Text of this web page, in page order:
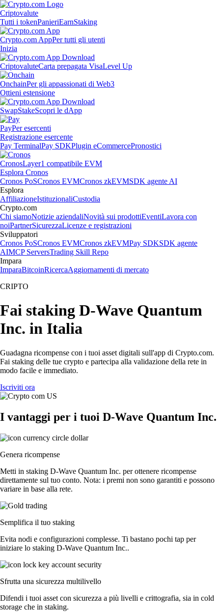
Criptovalute
Tutti i tokenPanieriEarnStaking
Crypto.com AppPer tutti gli utenti
Inizia
CriptovaluteCarta prepagata VisaLevel Up
OnchainPer gli appassionati di Web3
Ottieni estensione
SwapStakeScopri le dApp
PayPer esercenti
Registrazione esercente
Pay TerminalPay SDKPlugin eCommercePronostici
CronosLayer1 compatibile EVM
Esplora Cronos
Cronos PoSCronos EVMCronos zkEVMSDK agente AI
Esplora
AffiliazioneIstituzionaliCustodia
Crypto.com
Chi siamoNotizie aziendaliNovità sui prodottiEventiLavora con
noiPartnerSicurezzaLicenze e registrazioni
Sviluppatori
Cronos PoSCronos EVMCronos zkEVMPay SDKSDK agente
AIMCP ServersTrading Skill Repo
Impara
ImparaBitcoinRicercaAggiornamenti di mercato
CRIPTO
Fai staking D-Wave Quantum
Inc. in Italia
Guadagna ricompense con i tuoi asset digitali sull'app di Crypto.com.
Fai staking delle tue crypto e partecipa alla validazione della rete in
modo facile e immediato.
Iscriviti ora
I vantaggi per i tuoi D-Wave Quantum Inc.
Genera ricompense
Metti in staking D-Wave Quantum Inc. per ottenere ricompense
direttamente sul tuo conto. Nota: i premi non sono garantiti e possono
variare in base alla rete.
Semplifica il tuo staking
Evita nodi e configurazioni complesse. Ti bastano pochi tap per
iniziare lo staking D-Wave Quantum Inc..
Sfrutta una sicurezza multilivello
Difendi i tuoi asset con sicurezza a più livelli e crittografia, sia in cold
storage che in staking.